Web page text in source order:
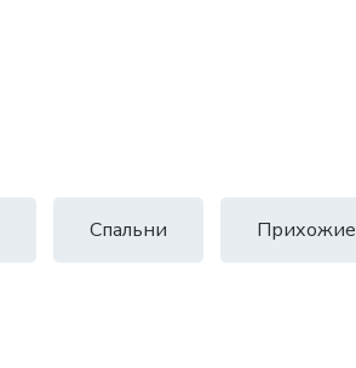
Спальни Прихожие